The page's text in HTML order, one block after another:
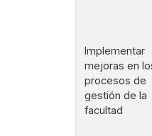
Implementar
mejoras en
procesos de
gestión de la
facultad